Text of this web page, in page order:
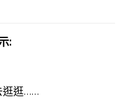
:
逛逛……